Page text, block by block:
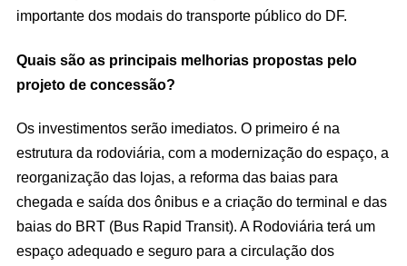
importante dos modais do transporte público do DF.
Quais são as principais melhorias propostas pelo
projeto de concessão?
Os investimentos serão imediatos. O primeiro é na
estrutura da rodoviária, com a modernização do espaço, a
reorganização das lojas, a reforma das baias para
chegada e saída dos ônibus e a criação do terminal e das
baias do BRT (Bus Rapid Transit). A Rodoviária terá um
espaço adequado e seguro para a circulação dos